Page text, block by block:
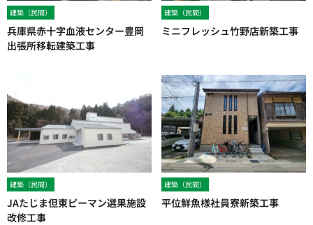
建築（民間）
兵庫県赤十字血液センター豊岡
出張所移転建築工事
建築（民間）
ミニフレッシュ竹野店新築工事
建築（民間）
JAたじま但東ピーマン選果施設
改修工事
建築（民間）
平位鮮魚様社員寮新築工事